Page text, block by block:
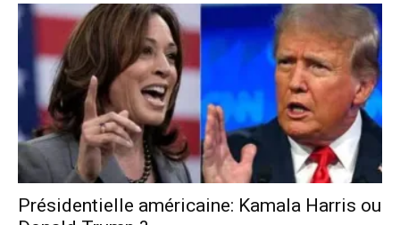
Présidentielle américaine: Kamala Harris ou